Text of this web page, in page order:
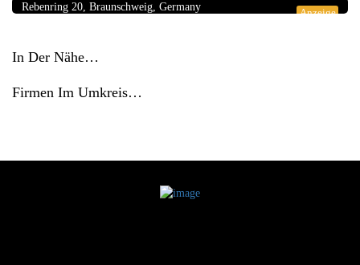
Anzeige
Rebenring 20, Braunschweig, Germany
In Der Nähe…
Firmen Im Umkreis…